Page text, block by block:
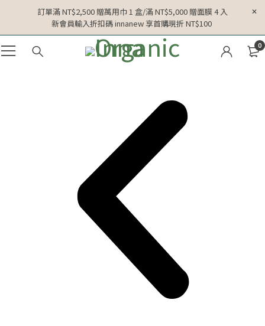
訂單滿 NT$2,500 贈萬用巾 1 盒/滿 NT$5,000 贈面膜 4 入
新會員輸入折扣碼 innanew 享首購現折 NT$100
0